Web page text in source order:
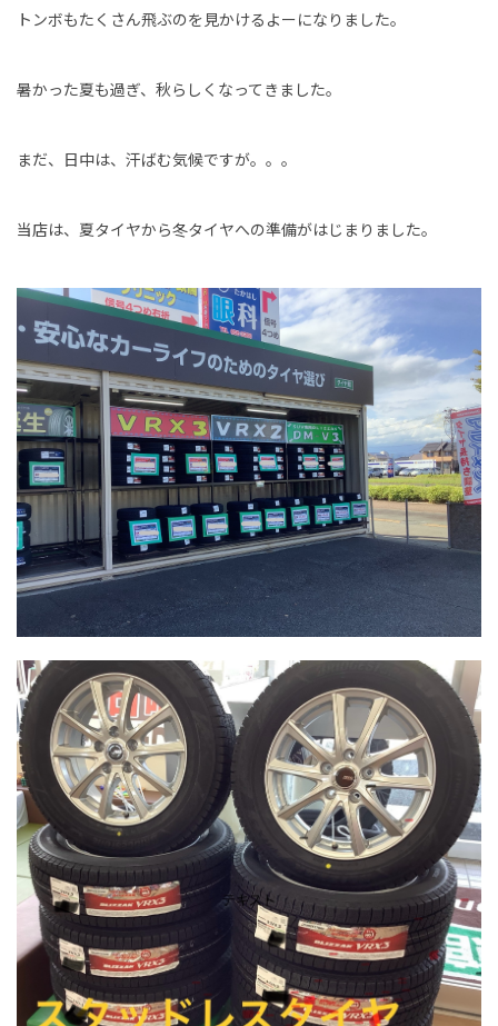
トンボもたくさん飛ぶのを見かけるよーになりました。
暑かった夏も過ぎ、秋らしくなってきました。
まだ、日中は、汗ばむ気候ですが。。。
当店は、夏タイヤから冬タイヤへの準備がはじまりました。